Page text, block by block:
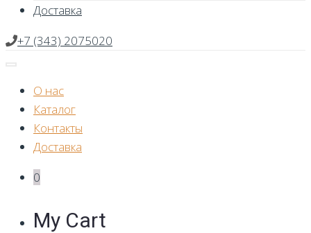
Доставка
+7 (343) 2075020
О нас
Каталог
Контакты
Доставка
0
My Cart